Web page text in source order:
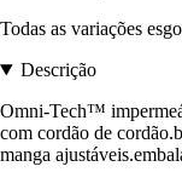
Todas as variações
Descrição
Omni-Tech™
com cordão de
manga